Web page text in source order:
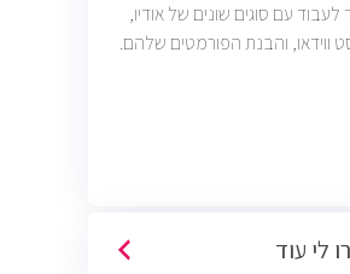
עם סוגים שונים של אודיו,
ווידאו, והבנת הפורמטים שלהם.
לי עוד